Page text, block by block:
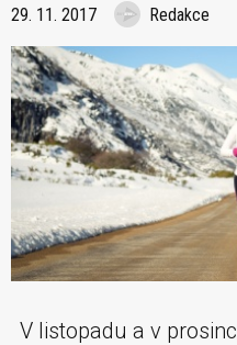
29. 11. 2017 Redakce
V listopadu a v